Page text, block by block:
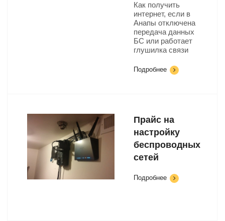
Как получить
интернет, если в
Анапы отключена
передача данных
БС или работает
глушилка связи
Подробнее
Прайс на
настройку
беспроводных
сетей
Подробнее